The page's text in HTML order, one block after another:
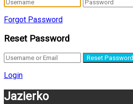
Forgot Password
Reset Password
Reset Password
Login
Jazierko